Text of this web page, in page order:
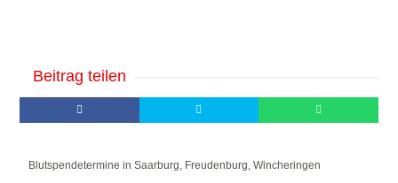
Beitrag teilen
Blutspendetermine in Saarburg, Freudenburg, Wincheringen